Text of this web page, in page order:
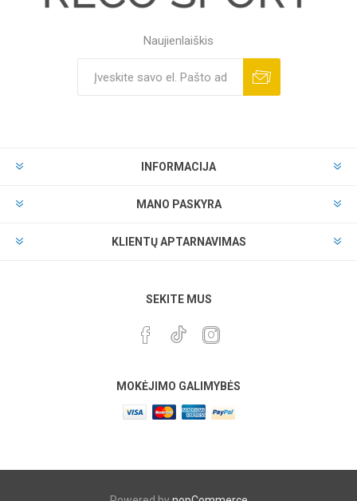
Naujienlaiškis
INFORMACIJA
MANO PASKYRA
KLIENTŲ APTARNAVIMAS
SEKITE MUS
MOKĖJIMO GALIMYBĖS